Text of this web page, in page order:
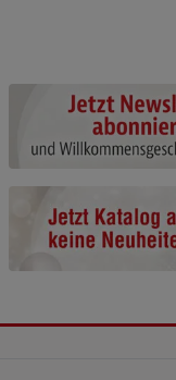
Beschreibung
Beschreibung
Statistik
Beschreibung